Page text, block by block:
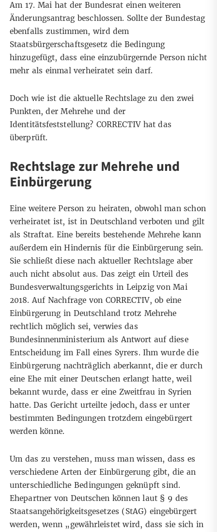
Am 17. Mai hat der Bundesrat einen weiteren
Änderungsantrag beschlossen. Sollte der Bundestag
ebenfalls zustimmen, wird dem
Staatsbürgerschaftsgesetz die Bedingung
hinzugefügt, dass eine einzubürgernde Person nicht
mehr als einmal verheiratet sein darf.
Doch wie ist die aktuelle Rechtslage zu den zwei
Punkten, der Mehrehe und der
Identitätsfeststellung? CORRECTIV hat das
überprüft.
Rechtslage zur Mehrehe und
Einbürgerung
Eine weitere Person zu heiraten, obwohl man schon
verheiratet ist, ist in Deutschland verboten und gilt
als Straftat. Eine bereits bestehende Mehrehe kann
außerdem ein Hindernis für die Einbürgerung sein.
Sie schließt diese nach aktueller Rechtslage aber
auch nicht absolut aus. Das zeigt ein Urteil des
Bundesverwaltungsgerichts in Leipzig von Mai
2018. Auf Nachfrage von CORRECTIV, ob eine
Einbürgerung in Deutschland trotz Mehrehe
rechtlich möglich sei, verwies das
Bundesinnenministerium als Antwort auf diese
Entscheidung im Fall eines Syrers. Ihm wurde die
Einbürgerung nachträglich aberkannt, die er durch
eine Ehe mit einer Deutschen erlangt hatte, weil
bekannt wurde, dass er eine Zweitfrau in Syrien
hatte. Das Gericht urteilte jedoch, dass er unter
bestimmten Bedingungen trotzdem eingebürgert
werden könne.
Um das zu verstehen, muss man wissen, dass es
verschiedene Arten der Einbürgerung gibt, die an
unterschiedliche Bedingungen geknüpft sind.
Ehepartner von Deutschen können laut § 9 des
Staatsangehörigkeitsgesetzes (StAG) eingebürgert
werden, wenn „gewährleistet wird, dass sie sich in